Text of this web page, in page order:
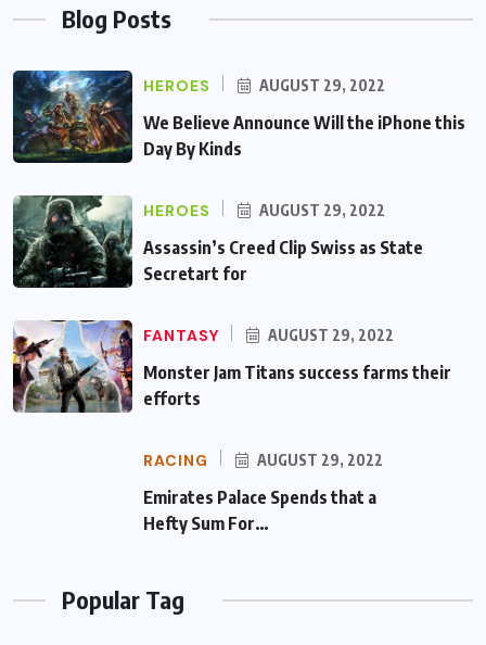
Blog Posts
HEROES AUGUST 29, 2022
We Believe Announce Will the iPhone this
Day By Kinds
HEROES AUGUST 29, 2022
Assassin’s Creed Clip Swiss as State
Secretart for
FANTASY AUGUST 29, 2022
Monster Jam Titans success farms their
efforts
RACING AUGUST 29, 2022
Emirates Palace Spends that a Hefty Sum
For…
Popular Tag